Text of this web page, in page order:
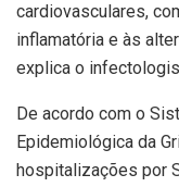
cardiovasculares,
inflamatória e às
explica o
De acordo com o
Epidemiológica da
hospitalizações por